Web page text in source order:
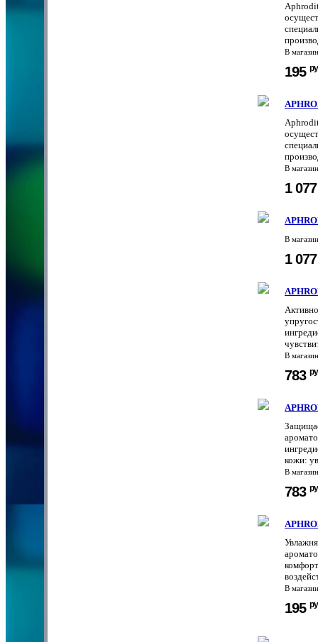
В
195
В
1
В
1
В
783
кожи:
В
783
В
195